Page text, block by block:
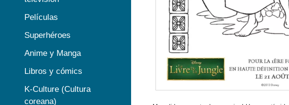
Películas
Superhéroes
Anime y Manga
Libros y cómics
K-Culture (Cultura
coreana)